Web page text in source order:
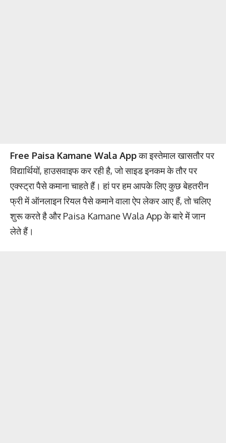
Free Paisa Kamane Wala Appका इस्तेमाल खासतौर पर
विद्यार्थियों, हाउसवाइफ कर रही है, जो साइड इनकम के तौर पर
एक्स्ट्रा पैसे कमाना चाहते हैं। हां पर हम आपके लिए कुछ बेहतरीन
फ्री में ऑनलाइन रियल पैसे कमाने वाला ऐप लेकर आए हैं, तो चलिए
शुरू करते है और Paisa Kamane Wala App के बारे में जान
लेते हैं।